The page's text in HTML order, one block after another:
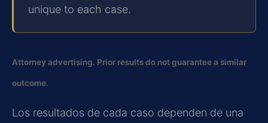
unique to each case.
Attorney advertising. Prior results do not guarantee a similar
outcome.
Los resultados de cada caso dependen de una